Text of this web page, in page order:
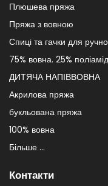
Плюшева пряжа
Пряжа з вовною
Спиці та гачки для
75% вовна. 25%
ДИТЯЧА НАПІВВОВНА
Акрилова пряжа
букльована пряжа
100% вовна
Більше ...
Контакти